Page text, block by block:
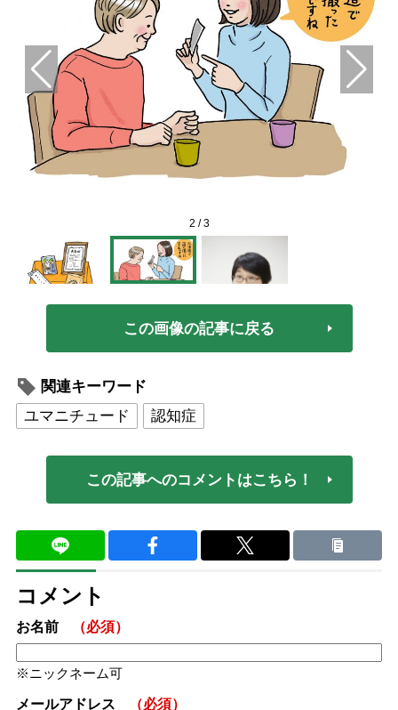
2 /3
この画像の記事に戻る
関連キーワード
ユマニチュード
認知症
この記事へのコメントはこちら！
コメント
お名前 （必須）
ニックネーム可
メールアドレス （必須）